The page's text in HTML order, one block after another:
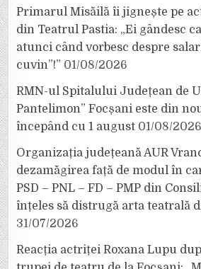
Primarul Misăilă îi jignește pe
din Teatrul Pastia: „Ei gândesc
atunci când vorbesc despre
cuvin”!” 01/08/2026
RMN-ul Spitalului Județean de
Pantelimon” Focșani este din
începând cu 1 august 01/08/2026
Organizația județeană AUR
dezamăgirea față de modul în
PSD – PNL – FD – PMP din
înțeles să distrugă arta teatrală
31/07/2026
Reacția actriței Roxana Lupu